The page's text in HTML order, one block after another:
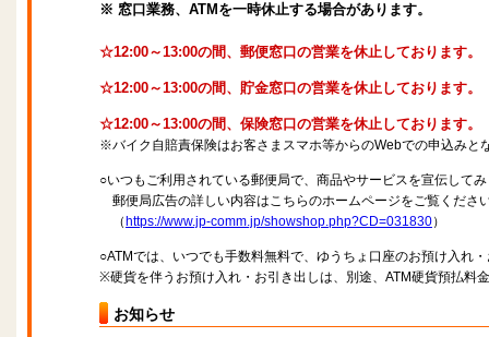
※ 窓口業務、ATMを一時休止する場合があります。
☆12:00～13:00の間、郵便窓口の営業を休止しております。
☆12:00～13:00の間、貯金窓口の営業を休止しております。
☆12:00～13:00の間、保険窓口の営業を休止しております。
※バイク自賠責保険はお客さまスマホ等からのWebでの申込みと
○いつもご利用されている郵便局で、商品やサービスを宣伝して
郵便局広告の詳しい内容はこちらのホームページをご覧くださ
（ https://www.jp-comm.jp/showshop.php?CD=031830）
○ATMでは、いつでも手数料無料で、ゆうちょ口座のお預け入れ
※硬貨を伴うお預け入れ・お引き出しは、別途、ATM硬貨預払料
お知らせ